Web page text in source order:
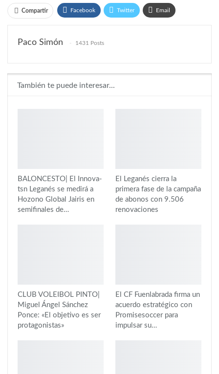
Compartir Facebook Twitter Email
Paco Simón 1431 Posts
También te puede interesar...
BALONCESTO| El Innova-
tsn Leganés se medirá a
Hozono Global Jairis en
semifinales de…
El Leganés cierra la
primera fase de la campaña
de abonos con 9.506
renovaciones
CLUB VOLEIBOL PINTO|
Miguel Ángel Sánchez
Ponce: «El objetivo es ser
protagonistas»
El CF Fuenlabrada firma un
acuerdo estratégico con
Promisesoccer para
impulsar su…